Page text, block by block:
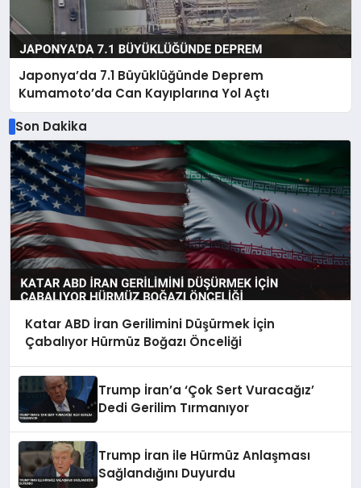
Japonya’da 7.1 Büyüklüğünde Deprem
Kumamoto’da Can Kayıplarına Yol Açtı
Son Dakika
Katar ABD İran Gerilimini Düşürmek İçin
Çabalıyor Hürmüz Boğazı Önceliği
Trump İran’a ‘Çok Sert Vuracağız’
Dedi Gerilim Tırmanıyor
Trump İran ile Hürmüz Anlaşması
Sağlandığını Duyurdu